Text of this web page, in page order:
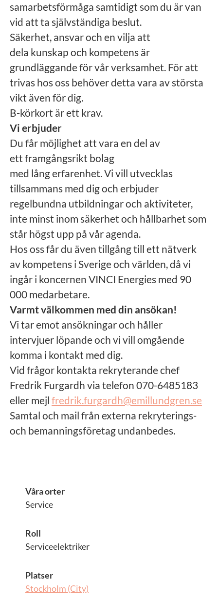
samarbetsförmåga samtidigt som du är van
vid att ta självständiga beslut.
Säkerhet, ansvar och en vilja att
dela kunskap och kompetens är
grundläggande för vår verksamhet. För att
trivas hos oss behöver detta vara av största
vikt även för dig.
B-körkort är ett krav.
Vi erbjuder
Du får möjlighet att vara en del av
ett framgångsrikt bolag
med lång erfarenhet. Vi vill utvecklas
tillsammans med dig och erbjuder
regelbundna utbildningar och aktiviteter,
inte minst inom säkerhet och hållbarhet som
står högst upp på vår agenda.
Hos oss får du även tillgång till ett nätverk
av kompetens i Sverige och världen, då vi
ingår i koncernen VINCI Energies med 90
000 medarbetare.
Varmt välkommen med din ansökan!
Vi tar emot ansökningar och håller
intervjuer löpande och vi vill omgående
komma i kontakt med dig.
Vid frågor kontakta rekryterande chef
Fredrik Furgardh via telefon 070-6485183
eller mejl fredrik.furgardh@emillundgren.se
Samtal och mail från externa rekryterings-
och bemanningsföretag undanbedes.
Våra orter
Service
Roll
Serviceelektriker
Platser
Stockholm (City)